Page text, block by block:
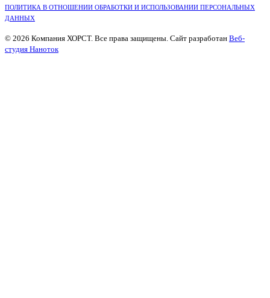
ПОЛИТИКА В ОТНОШЕНИИ ОБРАБОТКИ И ИСПОЛЬЗОВАНИИ ПЕРСОНАЛЬНЫХ
ДАННЫХ
© 2026 Компания ХОРСТ. Все права защищены. Сайт разработан Веб-
студия Наноток